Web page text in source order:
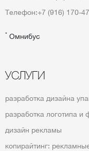
Телефон:+7 (916) 170-
* Омнибус
УСЛУГИ
разработка дизайна
разработка логотипа и
дизайн рекламы
копирайтинг: